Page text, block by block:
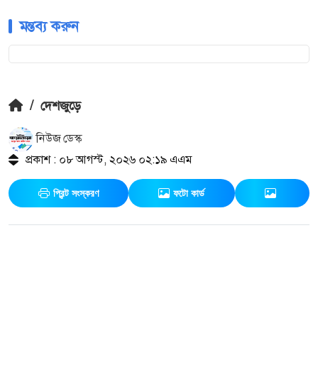
মন্তব্য করুন
/ দেশজুড়ে
নিউজ ডেস্ক
প্রকাশ : ০৮ আগস্ট, ২০২৬ ০২:১৯ এএম
প্রিন্ট সংস্করণ ফটো কার্ড